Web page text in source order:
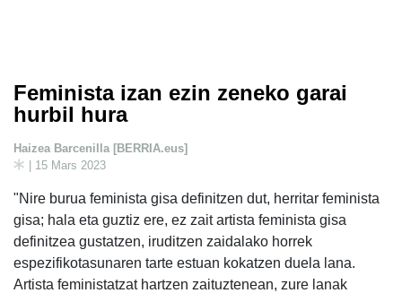
Feminista izan ezin zeneko garai
hurbil hura
Haizea Barcenilla [BERRIA.eus]
| 15 Mars 2023
"Nire burua feminista gisa definitzen dut, herritar feminista
gisa; hala eta guztiz ere, ez zait artista feminista gisa
definitzea gustatzen, iruditzen zaidalako horrek
espezifikotasunaren tarte estuan kokatzen duela lana.
Artista feministatzat hartzen zaituztenean, zure lanak